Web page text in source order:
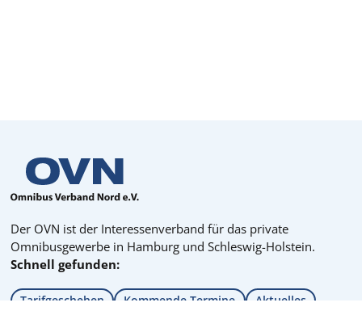
Der OVN ist der Interessenverband für das private
Omnibusgewerbe in Hamburg und Schleswig-Holstein.
Schnell gefunden:
Tarifgeschehen Kommende Termine Aktuelles